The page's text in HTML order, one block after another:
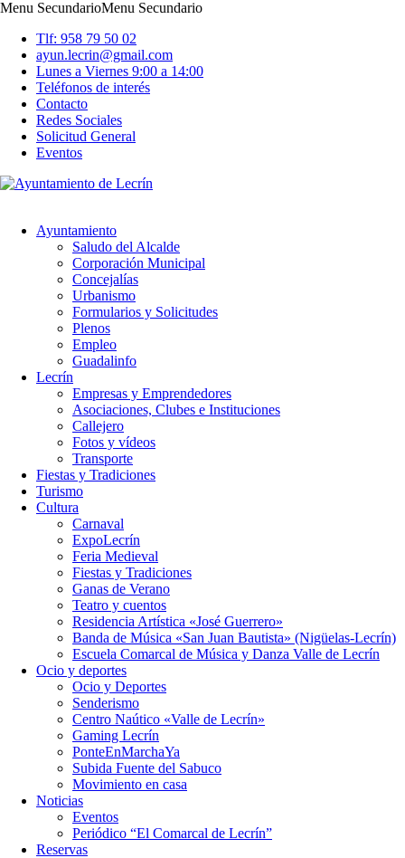
Menu SecundarioMenu Secundario
Tlf: 958 79 50 02
ayun.lecrin@gmail.com
Lunes a Viernes 9:00 a 14:00
Teléfonos de interés
Contacto
Redes Sociales
Solicitud General
Eventos
Ayuntamiento
Saludo del Alcalde
Corporación Municipal
Concejalías
Urbanismo
Formularios y Solicitudes
Plenos
Empleo
Guadalinfo
Lecrín
Empresas y Emprendedores
Asociaciones, Clubes e Instituciones
Callejero
Fotos y vídeos
Transporte
Fiestas y Tradiciones
Turismo
Cultura
Carnaval
ExpoLecrín
Feria Medieval
Fiestas y Tradiciones
Ganas de Verano
Teatro y cuentos
Residencia Artística «José Guerrero»
Banda de Música «San Juan Bautista» (Nigüelas-Lecrín)
Escuela Comarcal de Música y Danza Valle de Lecrín
Ocio y deportes
Ocio y Deportes
Senderismo
Centro Naútico «Valle de Lecrín»
Gaming Lecrín
PonteEnMarchaYa
Subida Fuente del Sabuco
Movimiento en casa
Noticias
Eventos
Periódico “El Comarcal de Lecrín”
Reservas